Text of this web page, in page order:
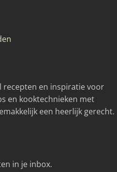
recepten en inspiratie voor
en kooktechnieken met
een heerlijk gerecht.
in je inbox.